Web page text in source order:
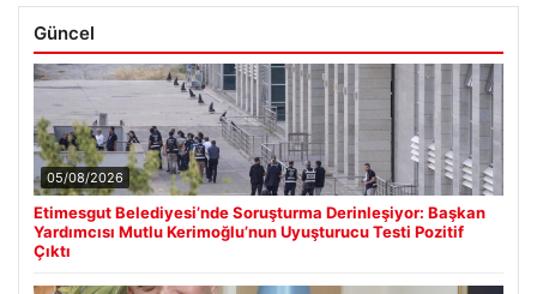
Güncel
05/08/2026
Etimesgut Belediyesi’nde Soruşturma Derinleşiyor: Başkan
Yardımcısı Mutlu Kerimoğlu’nun Uyuşturucu Testi Pozitif
Çıktı